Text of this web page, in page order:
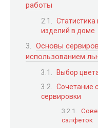
работы
изделий в доме
Основы
использованием
Выбор
Сочетание
сервировки
салфеток